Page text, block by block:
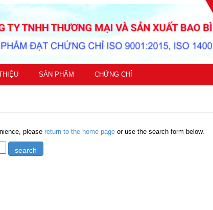
SẢN PHẨM CHỨNG CHỈ
please return to the home page or use the search form below.